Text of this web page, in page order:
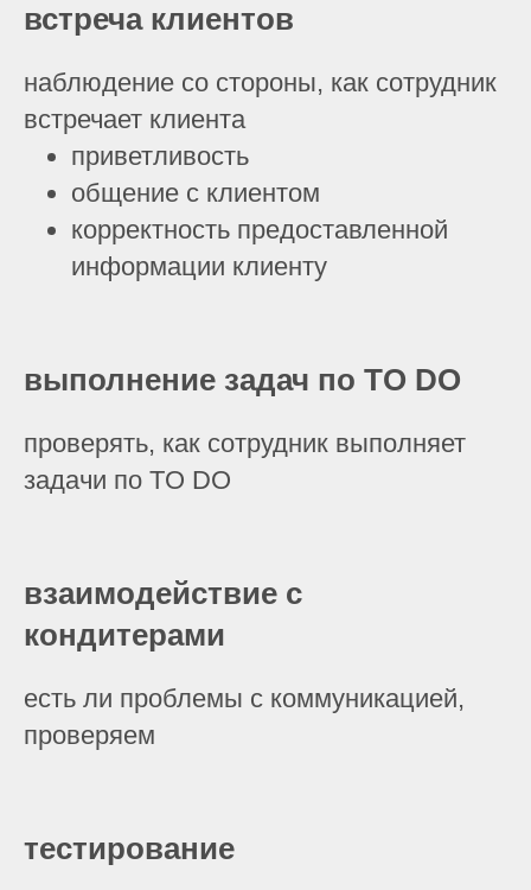
встреча клиентов
наблюдение со стороны, как сотрудник
встречает клиента
приветливость
общение с клиентом
корректность предоставленной
информации клиенту
выполнение задач по TO DO
проверять, как сотрудник выполняет
задачи по TO DO
взаимодействие с
кондитерами
есть ли проблемы с коммуникацией,
проверяем
тестирование